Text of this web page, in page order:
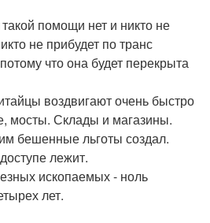
помощи нет и никто не
не прибудет по транс
что она будет перекрыта
воздвигают очень быстро
мосты. Склады и магазины.
бешенные льготы создал.
лежит.
ископаемых - ноль
лет.